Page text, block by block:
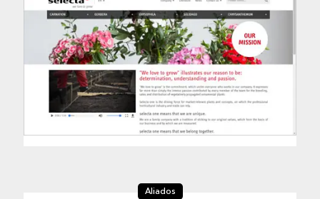
Aliados